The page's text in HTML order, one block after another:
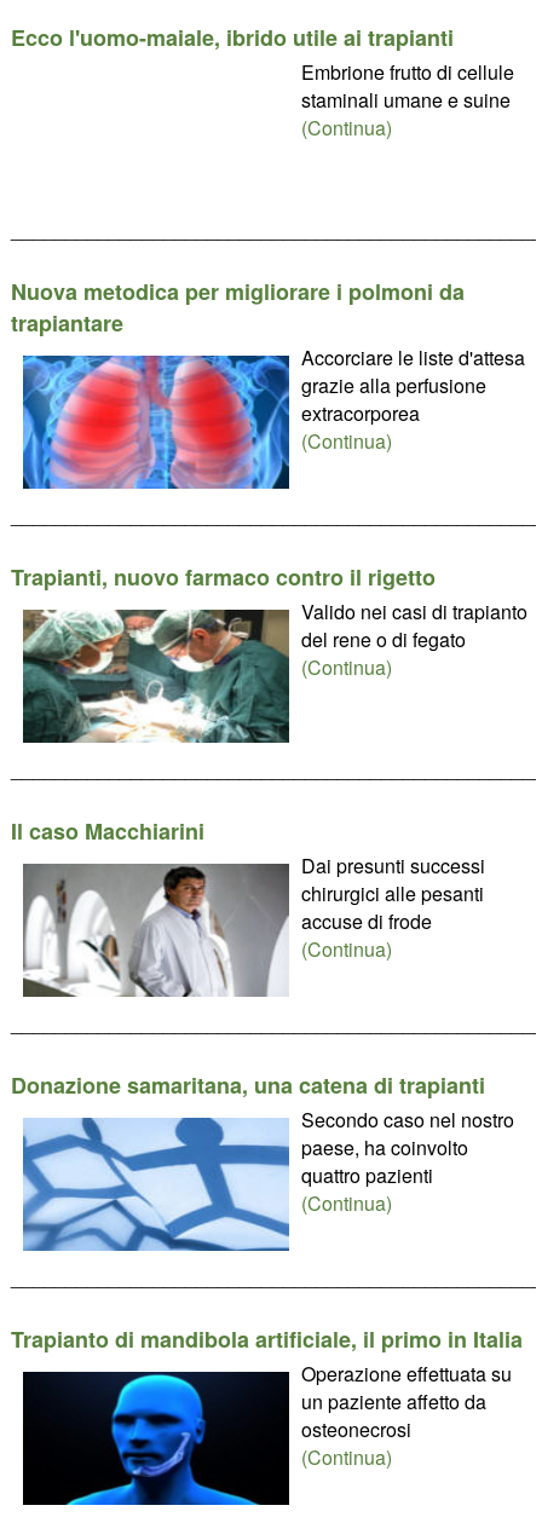
Ecco l'uomo-maiale, ibrido utile ai trapianti
Embrione frutto di cellule
staminali umane e suine
(Continua)
Nuova metodica per migliorare i polmoni da
trapiantare
Accorciare le liste d'attesa
grazie alla perfusione
extracorporea
(Continua)
Trapianti, nuovo farmaco contro il rigetto
Valido nei casi di trapianto
del rene o di fegato
(Continua)
Il caso Macchiarini
Dai presunti successi
chirurgici alle pesanti
accuse di frode
(Continua)
Donazione samaritana, una catena di trapianti
Secondo caso nel nostro
paese, ha coinvolto
quattro pazienti
(Continua)
Trapianto di mandibola artificiale, il primo in Italia
Operazione effettuata su
un paziente affetto da
osteonecrosi
(Continua)